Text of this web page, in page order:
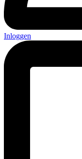
Inloggen